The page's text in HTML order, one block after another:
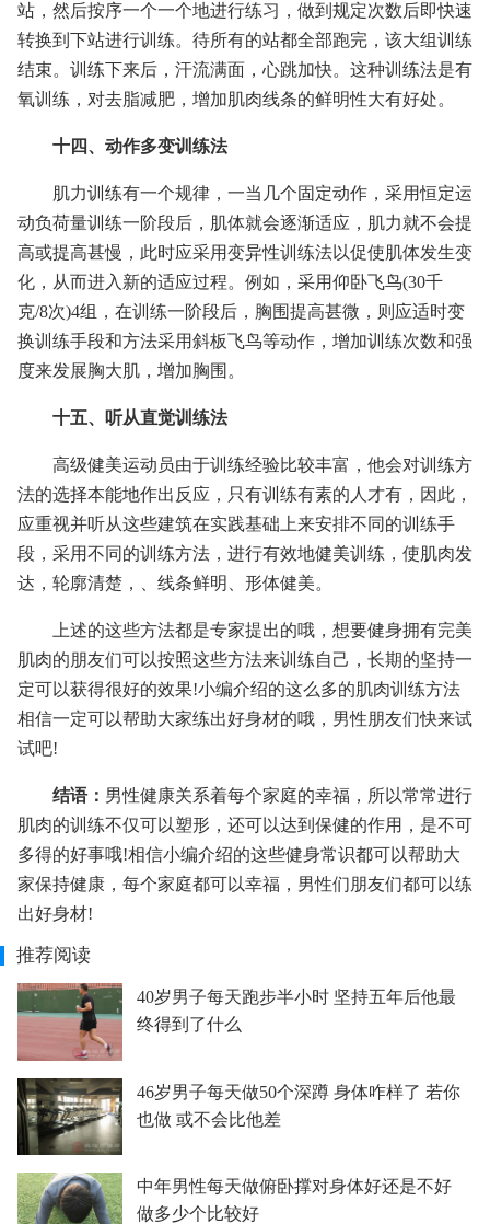
站，然后按序一个一个地进行练习，做到规定次数后即快速
转换到下站进行训练。待所有的站都全部跑完，该大组训练
结束。训练下来后，汗流满面，心跳加快。这种训练法是有
氧训练，对去脂减肥，增加肌肉线条的鲜明性大有好处。
十四、动作多变训练法
肌力训练有一个规律，一当几个固定动作，采用恒定运
动负荷量训练一阶段后，肌体就会逐渐适应，肌力就不会提
高或提高甚慢，此时应采用变异性训练法以促使肌体发生变
化，从而进入新的适应过程。例如，采用仰卧飞鸟(30千
克/8次)4组，在训练一阶段后，胸围提高甚微，则应适时变
换训练手段和方法采用斜板飞鸟等动作，增加训练次数和强
度来发展胸大肌，增加胸围。
十五、听从直觉训练法
高级健美运动员由于训练经验比较丰富，他会对训练方
法的选择本能地作出反应，只有训练有素的人才有，因此，
应重视并听从这些建筑在实践基础上来安排不同的训练手
段，采用不同的训练方法，进行有效地健美训练，使肌肉发
达，轮廓清楚，、线条鲜明、形体健美。
上述的这些方法都是专家提出的哦，想要健身拥有完美
肌肉的朋友们可以按照这些方法来训练自己，长期的坚持一
定可以获得很好的效果!小编介绍的这么多的肌肉训练方法
相信一定可以帮助大家练出好身材的哦，男性朋友们快来试
试吧!
结语： 男性健康关系着每个家庭的幸福，所以常常进行
肌肉的训练不仅可以塑形，还可以达到保健的作用，是不可
多得的好事哦!相信小编介绍的这些健身常识都可以帮助大
家保持健康，每个家庭都可以幸福，男性们朋友们都可以练
出好身材!
推荐阅读
40岁男子每天跑步半小时 坚持五年后他最
终得到了什么
46岁男子每天做50个深蹲 身体咋样了 若你
也做 或不会比他差
中年男性每天做俯卧撑对身体好还是不好
做多少个比较好